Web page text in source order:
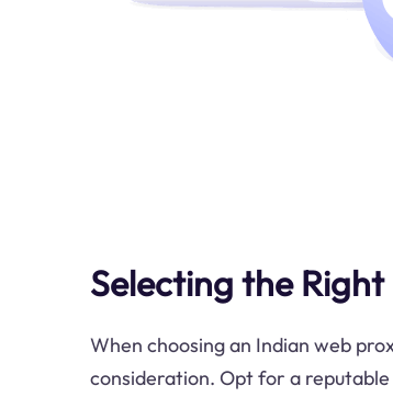
Selecting the
When choosing an Indian web
consideration. Opt for a